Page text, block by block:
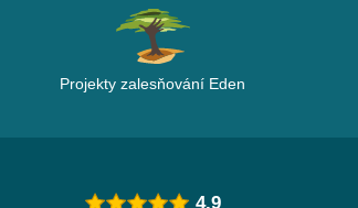
Projekty zalesňování Eden
4.9